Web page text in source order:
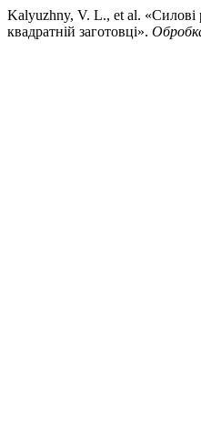
Kalyuzhny, V. L., et al.
квадратній заготовці».